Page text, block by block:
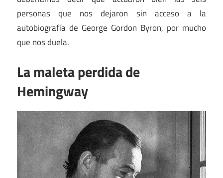
personas que nos dejaron sin acceso a la
autobiografía de George Gordon Byron, por mucho
que nos duela.
La maleta perdida de
Hemingway